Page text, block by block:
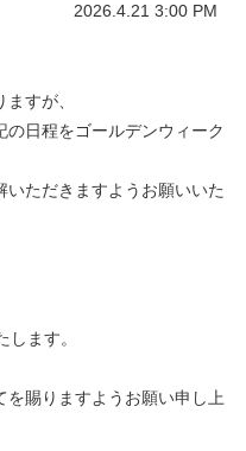
2026.4.21 3:00 PM
すが、
日程をゴールデンウィーク
ただきますようお願いいた
ます。
を賜りますようお願い申し上